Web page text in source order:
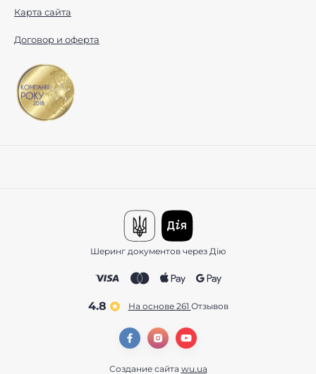
Карта сайта
Договор и оферта
Шеринг документов через Дію
4.8 На основе 261 отзывов
Создание сайта wu.ua